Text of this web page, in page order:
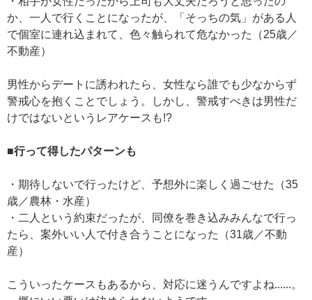
か、一人で行くことになったが、「そっちの気」がある人
で個室に連れ込まれて、色々触られて危なかった（25歳／
不動産）
男性からデートに誘われたら、女性なら誰でも少なからず
警戒心を抱くことでしょう。しかし、警戒すべきは男性だ
けではないというレアケースも!?
■行って得したパターンも
・期待しないで行ったけど、予想外に楽しく過ごせた（35
歳／農林・水産）
・二人という約束だったが、同僚を巻き込みみんなで行っ
たら、案外いい人で付き合うことになった（31歳／不動
産）
こういったケースもあるから、対応に迷うんですよね......。